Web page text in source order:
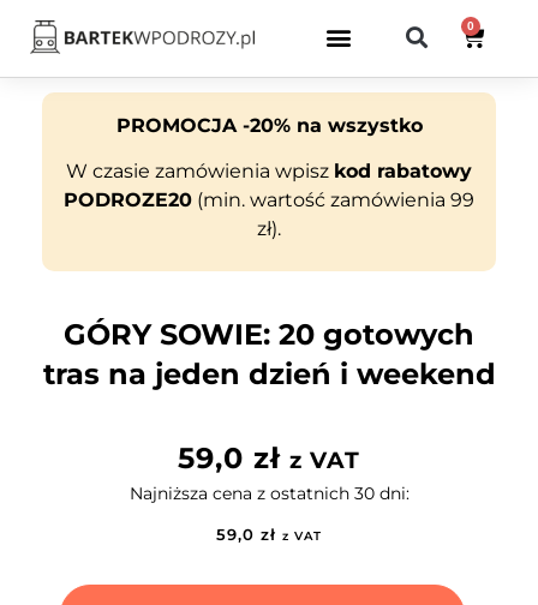
0
PROMOCJA -20% na wszystko
W czasie zamówienia wpisz kod rabatowy
PODROZE20 (min. wartość zamówienia 99
zł).
GÓRY SOWIE: 20 gotowych
tras na jeden dzień i weekend
59,0 zł z VAT
Najniższa cena z ostatnich 30 dni:
59,0 zł z VAT